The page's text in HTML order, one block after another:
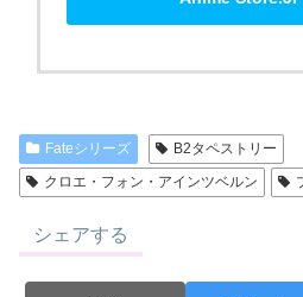
Fateシリーズ
B2タペストリー
クロエ・フォン・アインツベルン
シェアする